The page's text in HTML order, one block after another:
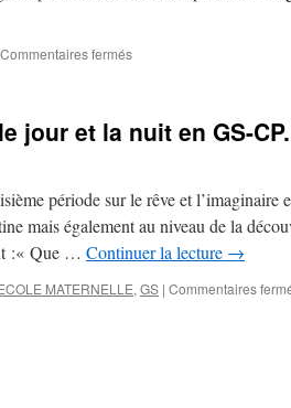
Commentaires ferméssur
CP.
jour et la nuit en GS-CP.
période sur le rêve et l’imaginaire
mais également au niveau de la
:« Que … Continuer la lecture →
MATERNELLE, GS | Commentaires